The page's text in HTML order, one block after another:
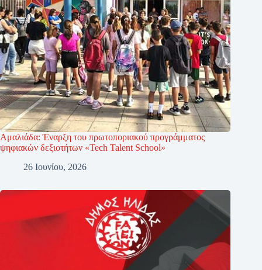
Αμαλιάδα: Έναρξη του πρωτοποριακού προγράμματος
ψηφιακών δεξιοτήτων «Tech Talent School»
26 Ιουνίου, 2026